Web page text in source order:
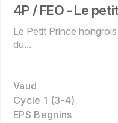
4P / FEO - Le
Le Petit Prince
du...
Vaud
Cycle 1 (3-4)
EPS Begnins